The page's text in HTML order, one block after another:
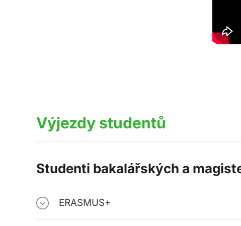
Výjezdy studentů
Studenti bakalářských a
ERASMUS+